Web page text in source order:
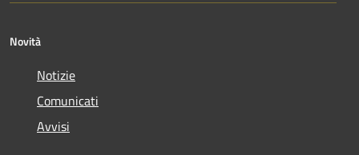
Novità
Notizie
Comunicati
Avvisi